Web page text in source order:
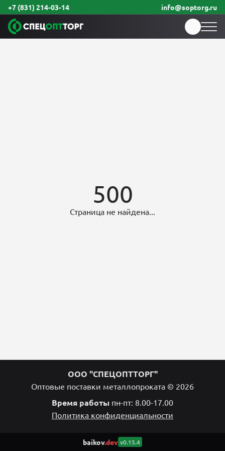
+7 (831) 214-03-14 info@soptorg.ru
500
Страница не найдена...
ООО "СПЕЦОПТТОРГ"
Оптовые поставки металлопроката © 2026
Время работы пн-пт: 8.00-17.00
Политика конфиденциальности
baikov.dev v0.15.4